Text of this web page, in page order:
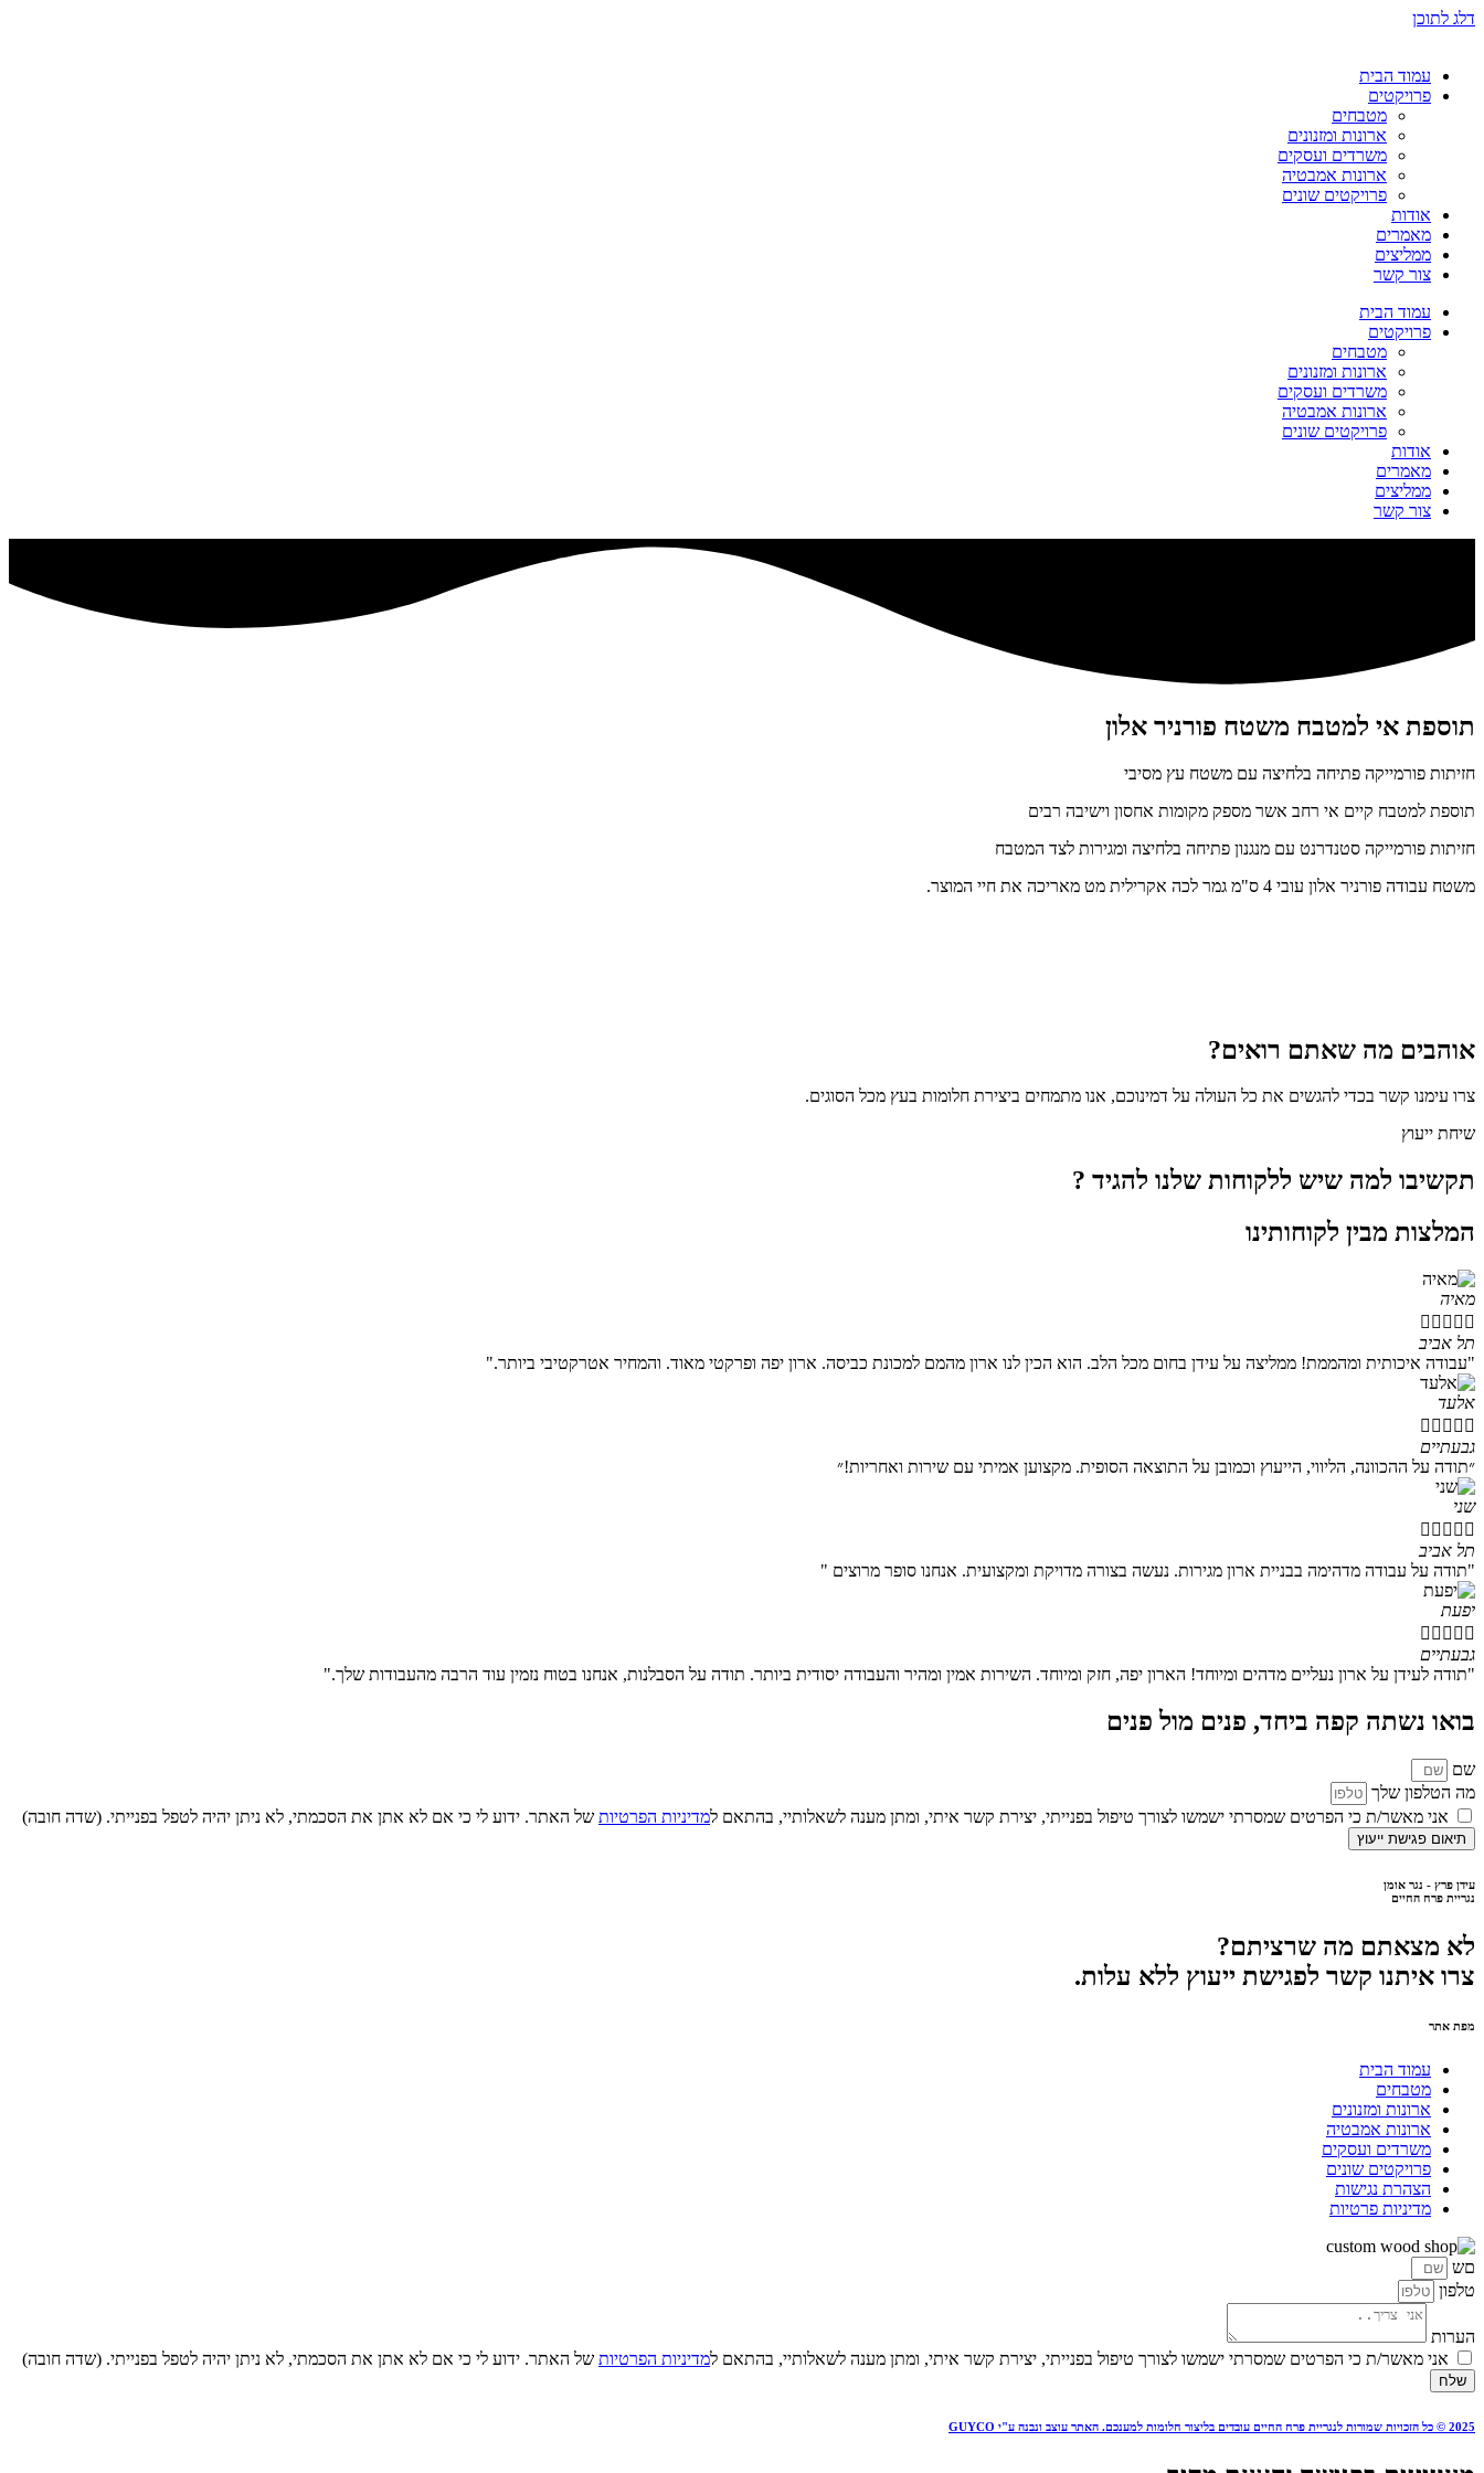
דלג לתוכן
עמוד הבית
פרויקטים
מטבחים
ארונות ומזנונים
משרדים ועסקים
ארונות אמבטיה
פרויקטים שונים
אודות
מאמרים
ממליצים
צור קשר
עמוד הבית
פרויקטים
מטבחים
ארונות ומזנונים
משרדים ועסקים
ארונות אמבטיה
פרויקטים שונים
אודות
מאמרים
ממליצים
צור קשר
תוספת אי למטבח משטח פורניר אלון
חזיתות פורמייקה פתיחה בלחיצה עם משטח עץ מסיבי
תוספת למטבח קיים אי רחב אשר מספק מקומות אחסון וישיבה רבים
חזיתות פורמייקה סטנדרנט עם מנגנון פתיחה בלחיצה ומגירות לצד המטבח
משטח עבודה פורניר אלון עובי 4 ס"מ גמר לכה אקרילית מט מאריכה את חיי המוצר.
אוהבים מה שאתם רואים?
צרו עימנו קשר בכדי להגשים את כל העולה על דמינוכם, אנו מתמחים ביצירת חלומות בעץ מכל הסוגים.
שיחת ייעוץ
תקשיבו למה שיש ללקוחות שלנו להגיד ?
המלצות מבין לקוחותינו
מאיה
    
תל אביב
"עבודה איכותית ומהממת! ממליצה על עידן בחום מכל הלב. הוא הכין לנו ארון מהמם למכונת כביסה. ארון יפה ופרקטי מאוד. והמחיר אטרקטיבי ביותר."
אלעד
    
גבעתיים
״תודה על ההכוונה, הליווי, הייעוץ וכמובן על התוצאה הסופית. מקצוען אמיתי עם שירות ואחריות!״
שני
    
תל אביב
"תודה על עבודה מדהימה בבניית ארון מגירות. נעשה בצורה מדויקת ומקצועית. אנחנו סופר מרוצים "
יפעת
    
גבעתיים
"תודה לעידן על ארון נעליים מדהים ומיוחד! הארון יפה, חזק ומיוחד. השירות אמין ומהיר והעבודה יסודית ביותר. תודה על הסבלנות, אנחנו בטוח נזמין עוד הרבה מהעבודות שלך."
בואו נשתה קפה ביחד, פנים מול פנים
שם
מה הטלפון שלך
אני מאשר/ת כי הפרטים שמסרתי ישמשו לצורך טיפול בפנייתי, יצירת קשר איתי, ומתן מענה לשאלותיי, בהתאם למדיניות הפרטיות של האתר. ידוע לי כי אם לא אתן את הסכמתי, לא ניתן יהיה לטפל בפנייתי. (שדה חובה)
תיאום פגישת ייעוץ
עידן פרץ - נגר אומן
נגריית פרח החיים
לא מצאתם מה שרציתם?
צרו איתנו קשר לפגישת ייעוץ ללא עלות.
מפת אתר
עמוד הבית
מטבחים
ארונות ומזנונים
ארונות אמבטיה
משרדים ועסקים
פרויקטים שונים
הצהרת נגישות
מדיניות פרטיות
םש
טלפון
הערות
אני מאשר/ת כי הפרטים שמסרתי ישמשו לצורך טיפול בפנייתי, יצירת קשר איתי, ומתן מענה לשאלותיי, בהתאם למדיניות הפרטיות של האתר. ידוע לי כי אם לא אתן את הסכמתי, לא ניתן יהיה לטפל בפנייתי. (שדה חובה)
שלח
2025 © כל הזכויות שמורות ל נגריית פרח החיים עובדים בליצור חלומות למענכם. האתר עוצב ונבנה ע"י